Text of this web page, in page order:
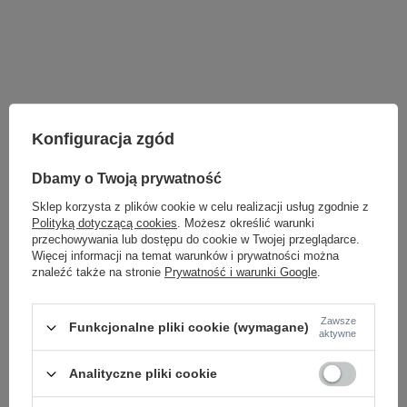
KINKIETY NAD LUSTRO
ŻYRANDOLE
LAMPKI NOCNE
ŻYRANDOLE KRYSZTAŁOWE
LAMPY WISZĄCE CZARNE
LAMPY WISZĄCE - OKRĘGI
Konfiguracja zgód
Dbamy o Twoją prywatność
Sklep korzysta z plików cookie w celu realizacji usług zgodnie z
Polityką dotyczącą cookies. Możesz określić warunki
przechowywania lub dostępu do cookie w Twojej przeglądarce.
Więcej informacji na temat warunków i prywatności można
znaleźć także na stronie Prywatność i warunki Google.
Funkcjonalne pliki cookie (wymagane)
Zawsze
aktywne
Analityczne pliki cookie